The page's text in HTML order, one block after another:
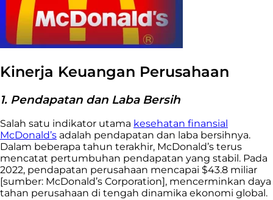
Kinerja Keuangan Perusahaan
1. Pendapatan dan Laba Bersih
Salah satu indikator utama kesehatan finansial
McDonald’s adalah pendapatan dan laba bersihnya.
Dalam beberapa tahun terakhir, McDonald’s terus
mencatat pertumbuhan pendapatan yang stabil. Pada
2022, pendapatan perusahaan mencapai $43.8 miliar
[sumber: McDonald’s Corporation], mencerminkan daya
tahan perusahaan di tengah dinamika ekonomi global.